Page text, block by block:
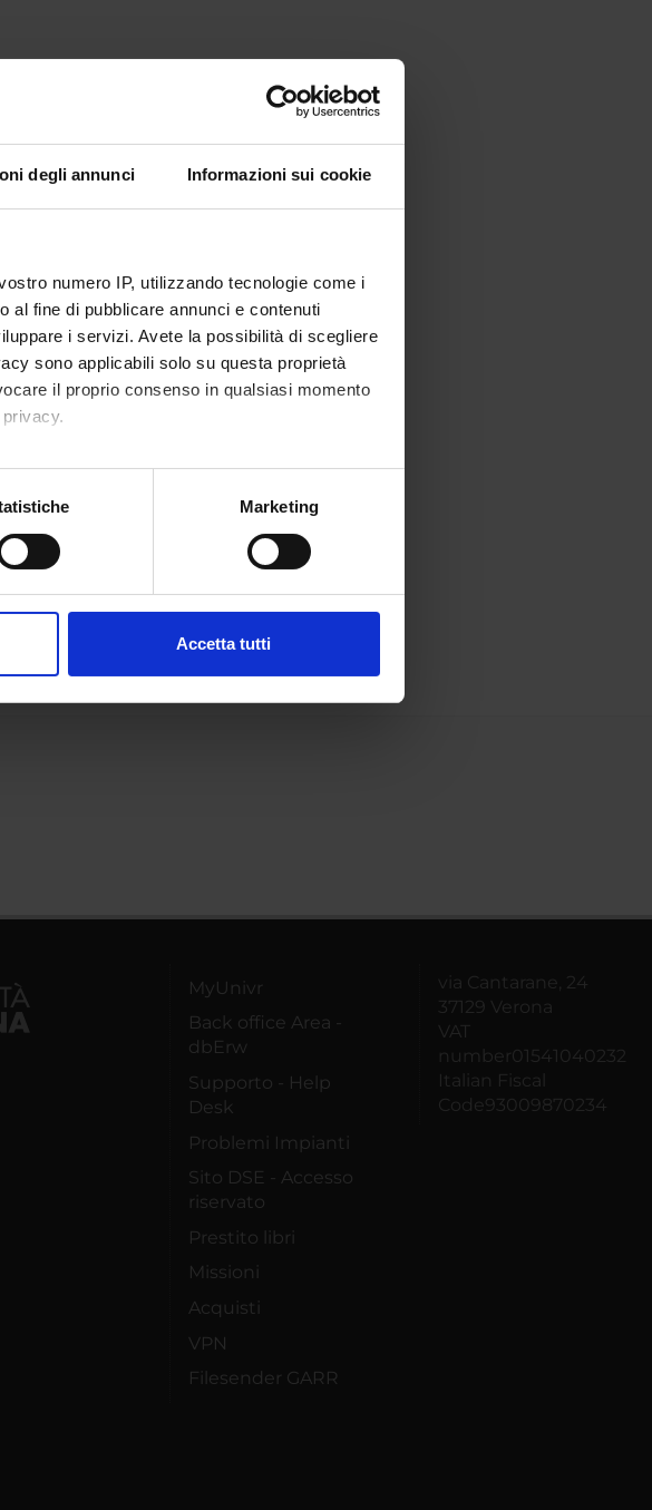
degli annunci Informazioni sui cookie
numero IP, utilizzando tecnologie come i
al fine di pubblicare annunci e contenuti
i servizi. Avete la possibilità di scegliere
sono applicabili solo su questa proprietà
il proprio consenso in qualsiasi momento
di qualche metro,
sui cookie.
Marketing
Accetta tutti
MyUnivr
Back office Area -
dbErw
Supporto - Help
Desk
Problemi Impianti
Sito DSE - Accesso
riservato
Prestito libri
Missioni
Acquisti
VPN
Filesender GARR
via Cantarane, 24
37129 Verona
VAT
number01541040232
Italian Fiscal
Code93009870234